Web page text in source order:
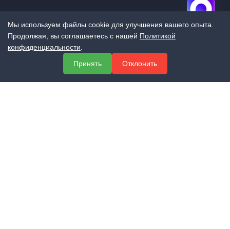
МЕНЮ
Мы используем файлы cookie для улучшения вашего опыта.
Продолжая, вы соглашаетесь с нашей Политикой
конфиденциальности
Принять
Отклонить